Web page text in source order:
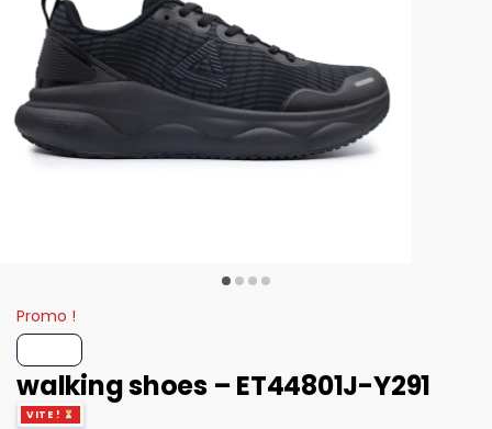
Promo !
walking shoes – ET44801J-Y291
VITE !